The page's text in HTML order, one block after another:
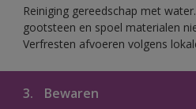
Reiniging gereedschap met
gootsteen en spoel materialen
Verfresten afvoeren volgens
3. Bewaren